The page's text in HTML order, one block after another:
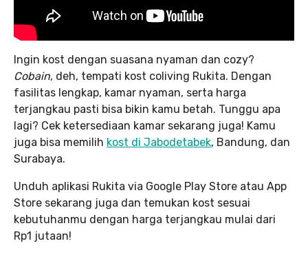
Ingin kost dengan suasana nyaman dan cozy?
Cobain, deh, tempati kost coliving Rukita. Dengan
fasilitas lengkap, kamar nyaman, serta harga
terjangkau pasti bisa bikin kamu betah. Tunggu apa
lagi? Cek ketersediaan kamar sekarang juga! Kamu
juga bisa memilih kost di Jabodetabek, Bandung, dan
Surabaya.
Unduh aplikasi Rukita via Google Play Store atau App
Store sekarang juga dan temukan kost sesuai
kebutuhanmu dengan harga terjangkau mulai dari
Rp1 jutaan!